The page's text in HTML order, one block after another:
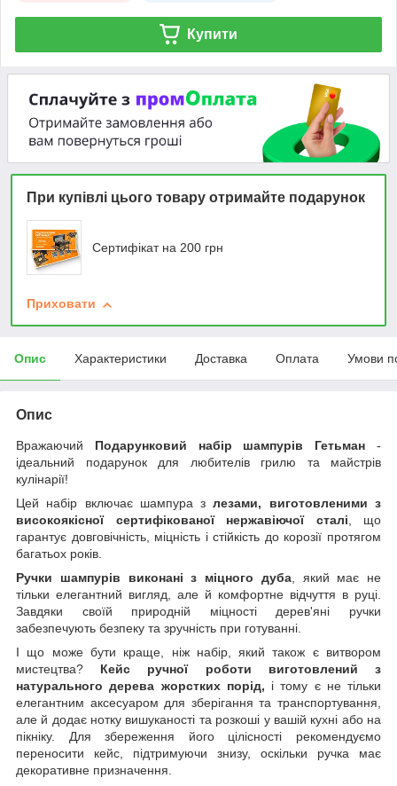
Купити
При купівлі цього товару отримайте подарунок
Сертифікат на 200 грн
Приховати
Опис Характеристики Доставка Оплата Умови
Опис
Вражаючий Подарунковий набір шампурів Гетьман -
ідеальний подарунок для любителів грилю та майстрів
кулінарії!
Цей набір включає шампура злезами, виготовленими з
високоякісної сертифікованої нержавіючої сталі, що
гарантує довговічність, міцність і стійкість до корозії протягом
багатьох років.
Ручки шампурів виконані з міцного дуба, який має не
тільки елегантний вигляд, але й комфортне відчуття в руці.
Завдяки своїй природній міцності дерев'яні ручки
забезпечують безпеку та зручність при готуванні.
І що може бути краще, ніж набір, який також є витвором
мистецтва? Кейс ручної роботи виготовлений з
натурального дерева жорстких порід, і тому є не тільки
елегантним аксесуаром для зберігання та транспортування,
але й додає нотку вишуканості та розкоші у вашій кухні або на
пікніку. Для збереження його цілісності рекомендуємо
переносити кейс, підтримуючи знизу, оскільки ручка має
декоративне призначення.